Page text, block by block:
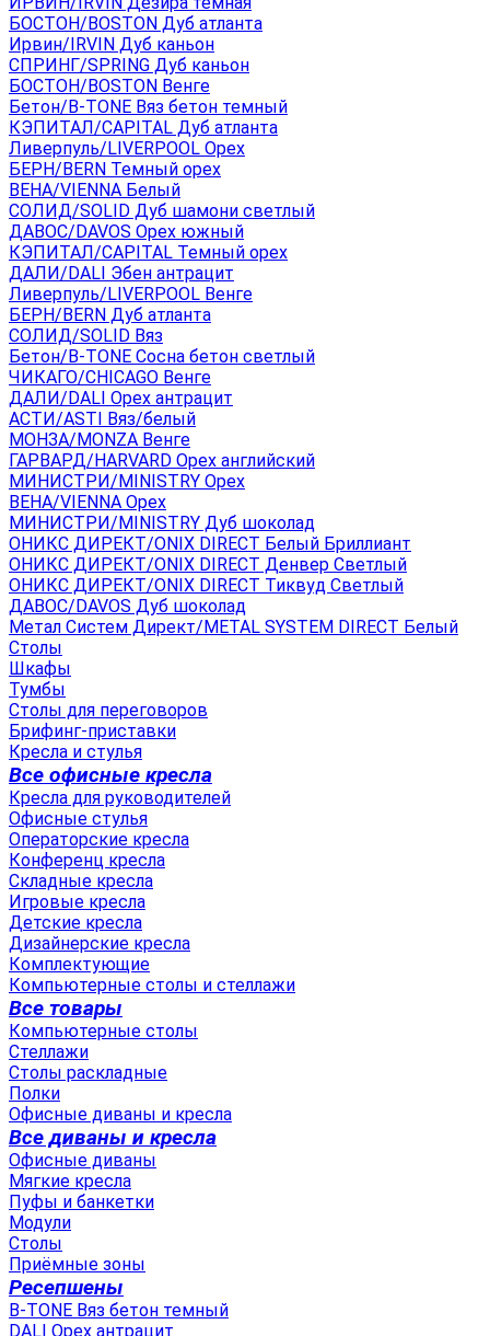
БОСТОН/BOSTON Дуб атланта
Ирвин/IRVIN Дуб каньон
СПРИНГ/SPRING Дуб каньон
БОСТОН/BOSTON Венге
Бетон/B-TONE Вяз бетон темный
КЭПИТАЛ/CAPITAL Дуб атланта
Ливерпуль/LIVERPOOL Орех
БЕРН/BERN Темный орех
ВЕНА/VIENNA Белый
СОЛИД/SOLID Дуб шамони светлый
ДАВОС/DAVOS Орех южный
КЭПИТАЛ/CAPITAL Темный орех
ДАЛИ/DALI Эбен антрацит
Ливерпуль/LIVERPOOL Венге
БЕРН/BERN Дуб атланта
СОЛИД/SOLID Вяз
Бетон/B-TONE Сосна бетон светлый
ЧИКАГО/CHICAGO Венге
ДАЛИ/DALI Орех антрацит
АСТИ/ASTI Вяз/белый
МОНЗА/MONZA Венге
ГАРВАРД/HARVARD Орех английский
МИНИСТРИ/MINISTRY Орех
ВЕНА/VIENNA Орех
МИНИСТРИ/MINISTRY Дуб шоколад
ОНИКС ДИРЕКТ/ONIX DIRECT Белый Бриллиант
ОНИКС ДИРЕКТ/ONIX DIRECT Денвер Светлый
ОНИКС ДИРЕКТ/ONIX DIRECT Тиквуд Светлый
ДАВОС/DAVOS Дуб шоколад
Метал Систем Директ/METAL SYSTEM DIRECT Белый
Столы
Шкафы
Тумбы
Столы для переговоров
Брифинг-приставки
Кресла и стулья
Все офисные кресла
Кресла для руководителей
Офисные стулья
Операторские кресла
Конференц кресла
Складные кресла
Игровые кресла
Детские кресла
Дизайнерские кресла
Комплектующие
Компьютерные столы и стеллажи
Все товары
Компьютерные столы
Стеллажи
Столы раскладные
Полки
Офисные диваны и кресла
Все диваны и кресла
Офисные диваны
Мягкие кресла
Пуфы и банкетки
Модули
Столы
Приёмные зоны
Ресепшены
B-TONE Вяз бетон темный
DALI Орех антрацит